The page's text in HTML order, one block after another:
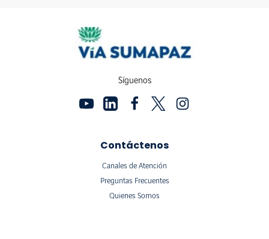
Síguenos
Contáctenos
Canales de Atención
Preguntas Frecuentes
Quienes Somos